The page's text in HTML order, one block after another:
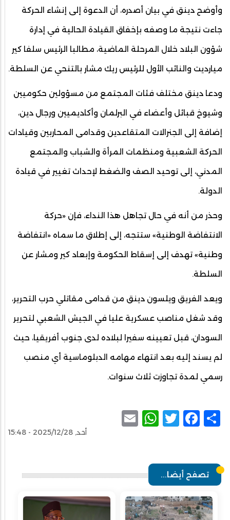
وأوضح دينق في بيان أصدره، أن الدعوة إلى إنشاء الحركة
جاءت نتيجة ما وصفه بإخفاق القيادة الحالية في إدارة
شؤون البلاد خلال المرحلة الماضية، مطالبا الرئيس سلفا كير
ميارديت والنائب الأول للرئيس ريك مشار بالتنحي عن السلطة.
ودعا دينق مختلف فئات المجتمع من مسؤولين حكوميين
وشيوخ قبائل وأعضاء في البرلمان وأكاديميين ورجال دين،
إضافة إلى الجنرالات المتقاعدين وقدامى المحاربين وقيادات
الحركة الشعبية ومنظمات المرأة والشباب والمجتمع
المدني، إلى توحيد الصف والضغط لإحداث تغيير في قيادة
الدولة.
وحذر من أنه في حال تجاهل هذا النداء، فإن «حركة
الانتفاضة الوطنية» ستتجه، إلى إطلاق ما سماه «انتفاضة
وطنية» تهدف إلى إسقاط الحكومة وإبعاد كير ومشار عن
السلطة.
ويعد الفريق ويلسون دينق من قدامى مقاتلي حرب التحرير،
وقد شغل مناصب عسكرية عليا في الجيش الشعبي لتحرير
السودان، قبل تعيينه سفيرا لبلاده لدى جنوب أفريقيا، حيث
لم يسند إليه بعد انتهاء مهامه الدبلوماسية أي منصب
رسمي لمدة تجاوزت ثلاث سنوات.
Share
Facebook
Twitter
WhatsApp
أحد, 2025/12/28 - 15:48
تصفح أيضا...